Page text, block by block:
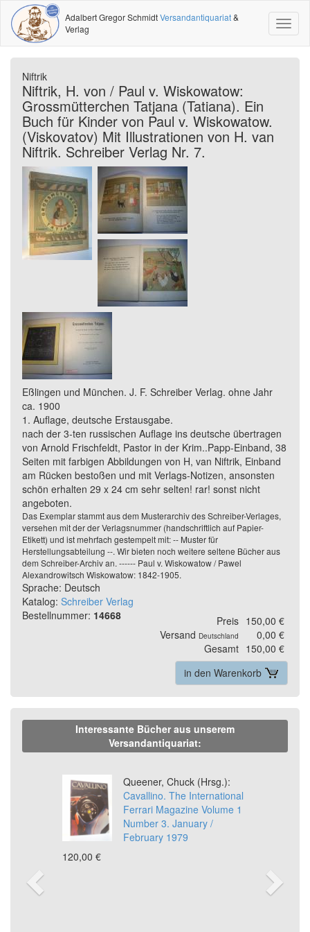
Adalbert Gregor SchmidtVersandantiquariat&
Verlag
Niftrik
Niftrik, H. von / Paul v. Wiskowatow:
Grossmütterchen Tatjana (Tatiana). Ein
Buch für Kinder von Paul v. Wiskowatow.
(Viskovatov) Mit Illustrationen von H. van
Niftrik. Schreiber Verlag Nr. 7.
Eßlingen und München. J. F. Schreiber Verlag. ohne Jahr
ca. 1900
1. Auflage, deutsche Erstausgabe.
nach der 3-ten russischen Auflage ins deutsche übertragen
von Arnold Frischfeldt, Pastor in der Krim..Papp-Einband, 38
Seiten mit farbigen Abbildungen von H, van Niftrik, Einband
am Rücken bestoßen und mit Verlags-Notizen, ansonsten
schön erhalten 29 x 24 cm sehr selten! rar! sonst nicht
angeboten.
Das Exemplar stammt aus dem Musterarchiv des Schreiber-Verlages,
versehen mit der der Verlagsnummer (handschriftlich auf Papier-
Etikett) und ist mehrfach gestempelt mit: -- Muster für
Herstellungsabteilung --. Wir bieten noch weitere seltene Bücher aus
dem Schreiber-Archiv an. ------ Paul v. Wiskowatow / Pawel
Alexandrowitsch Wiskowatow: 1842-1905.
Sprache: Deutsch
Katalog: Schreiber Verlag
Bestellnummer: 14668 Preis 150,00 €
Versand Deutschland
0,00 €
Gesamt 150,00 €
in den Warenkorb
Interessante Bücher aus unserem
Versandantiquariat:
Queener, Chuck (Hrsg.):
Cavallino. The International
Ferrari Magazine Volume 1
Number 3. January /
February 1979
120,00 €
Previous